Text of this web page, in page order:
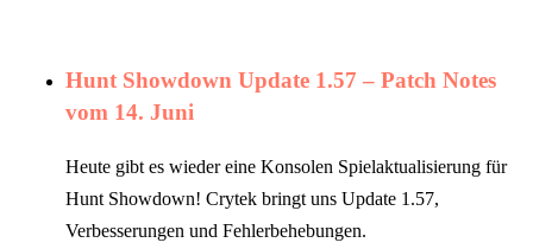
Hunt Showdown Update 1.57 – Patch Notes
vom 14. Juni
Heute gibt es wieder eine Konsolen Spielaktualisierung für
Hunt Showdown! Crytek bringt uns Update 1.57,
Verbesserungen und Fehlerbehebungen.